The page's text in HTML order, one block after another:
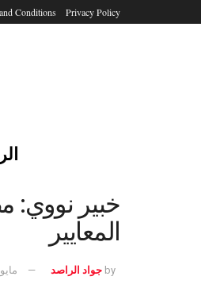
Privacy Policy
Conditions
خبير نووي:
المعايير
by جواد الراصد مايو 17, 2026